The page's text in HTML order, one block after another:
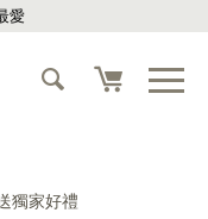
愛
獨家好禮